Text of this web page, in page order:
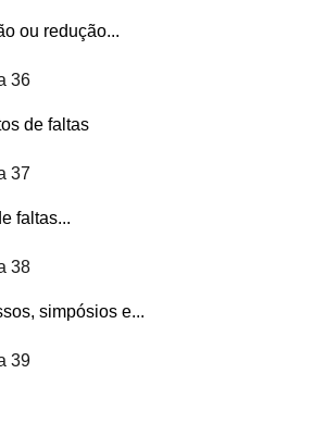
ou redução...
36
de faltas
37
faltas...
38
simpósios e...
39